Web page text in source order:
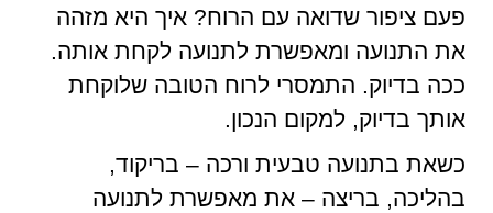
פעם ציפור שדואה עם הרוח? איך היא מזהה
את התנועה ומאפשרת לתנועה לקחת אותה.
ככה בדיוק. התמסרי לרוח הטובה שלוקחת
אותך בדיוק, למקום הנכון.
כשאת בתנועה טבעית ורכה – בריקוד,
בהליכה, בריצה – את מאפשרת לתנועה